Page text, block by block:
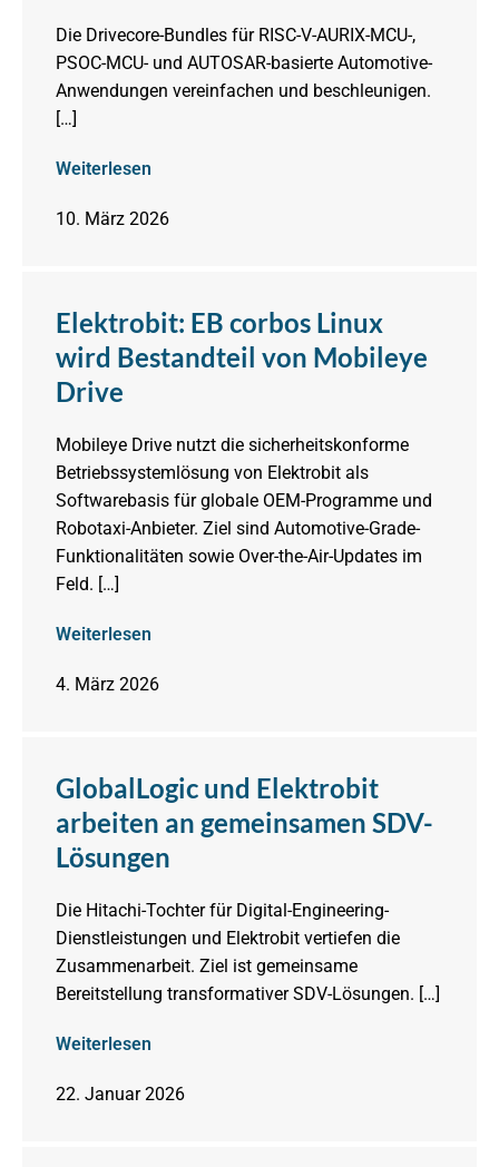
Die Drivecore-Bundles für RISC-V-AURIX-MCU-,
PSOC-MCU- und AUTOSAR-basierte Automotive-
Anwendungen vereinfachen und beschleunigen.
[…]
Weiterlesen
10. März 2026
Elektrobit: EB corbos Linux
wird Bestandteil von Mobileye
Drive
Mobileye Drive nutzt die sicherheitskonforme
Betriebssystemlösung von Elektrobit als
Softwarebasis für globale OEM-Programme und
Robotaxi-Anbieter. Ziel sind Automotive-Grade-
Funktionalitäten sowie Over-the-Air-Updates im
Feld. […]
Weiterlesen
4. März 2026
GlobalLogic und Elektrobit
arbeiten an gemeinsamen SDV-
Lösungen
Die Hitachi-Tochter für Digital-Engineering-
Dienstleistungen und Elektrobit vertiefen die
Zusammenarbeit. Ziel ist gemeinsame
Bereitstellung transformativer SDV-Lösungen. […]
Weiterlesen
22. Januar 2026